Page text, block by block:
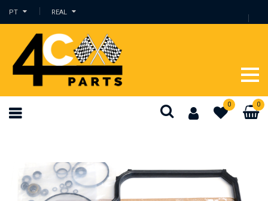
PT REAL
0 0